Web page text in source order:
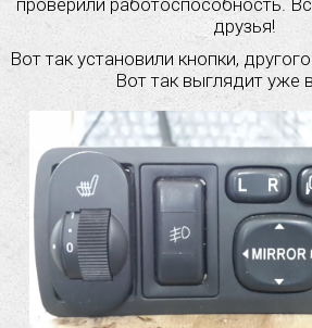
проверили работоспособность.
друзья!
Вот так установили кнопки,
Вот так выглядит уже